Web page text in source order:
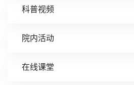
科普视频
院内活动
在线课堂